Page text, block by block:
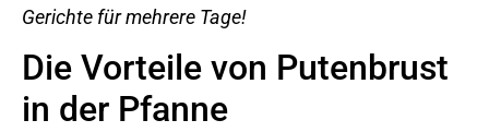
Gerichte für mehrere Tage!
Die Vorteile von Putenbrust
in der Pfanne